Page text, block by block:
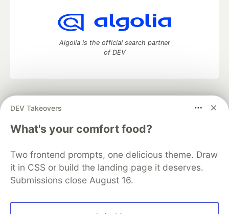
DEV Takeovers
What's your comfort food?
Two frontend prompts, one delicious theme. Draw
it in CSS or build the landing page it deserves.
Submissions close August 16.
Algolia is the official search partner
of DEV
development and manage your software career
DEV Education Tracks
DEV Help
Advertise on DEV
Free Postgres Database
DEV Shop
MLH
Code of Conduct
Privacy Policy
Terms of Use
Built on
Forem — the open sourcesoftware that powers
and other inclusive communities.